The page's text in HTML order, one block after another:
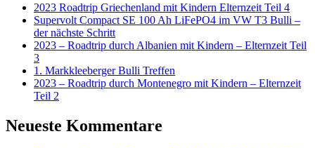
2023 Roadtrip Griechenland mit Kindern Elternzeit Teil 4
Supervolt Compact SE 100 Ah LiFePO4 im VW T3 Bulli –
der nächste Schritt
2023 – Roadtrip durch Albanien mit Kindern – Elternzeit Teil
3
1. Markkleeberger Bulli Treffen
2023 – Roadtrip durch Montenegro mit Kindern – Elternzeit
Teil 2
Neueste Kommentare